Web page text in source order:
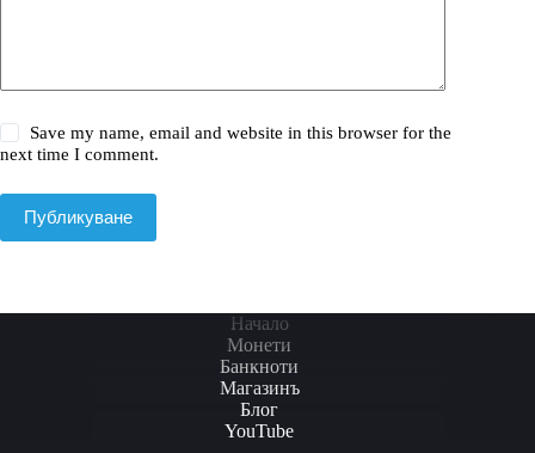
Save my name, email and website in this browser for the
next time I comment.
Публикуване
Начало
Монети
Банкноти
Магазинъ
Блог
YouTube